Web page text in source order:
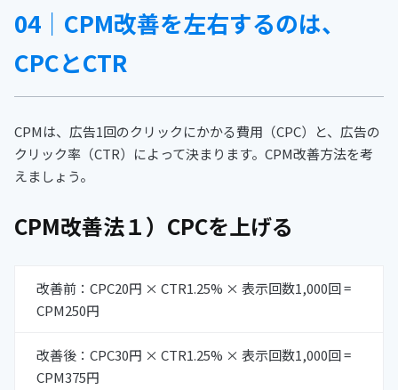
04｜CPM改善を左右するのは、
CPCとCTR
CPMは、広告1回のクリックにかかる費用（CPC）と、広告の
クリック率（CTR）によって決まります。CPM改善方法を考
えましょう。
CPM改善法１）CPCを上げる
改善前：CPC20円 × CTR1.25% × 表示回数1,000回 =
CPM250円
改善後：CPC30円 × CTR1.25% × 表示回数1,000回 =
CPM375円